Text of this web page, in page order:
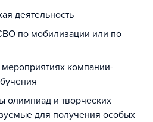
деятельность
по мобилизации или по
мероприятиях компании-
олимпиад и творческих
для получения особых